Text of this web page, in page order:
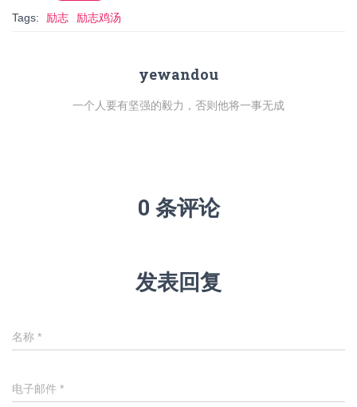
Tags: 励志 励志鸡汤
yewandou
一个人要有坚强的毅力，否则他将一事无成
0 条评论
发表回复
名称 *
电子邮件 *